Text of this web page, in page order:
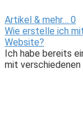
Artikel & mehr… 0
Wie erstelle ich
Website?
Ich habe bereits
mit